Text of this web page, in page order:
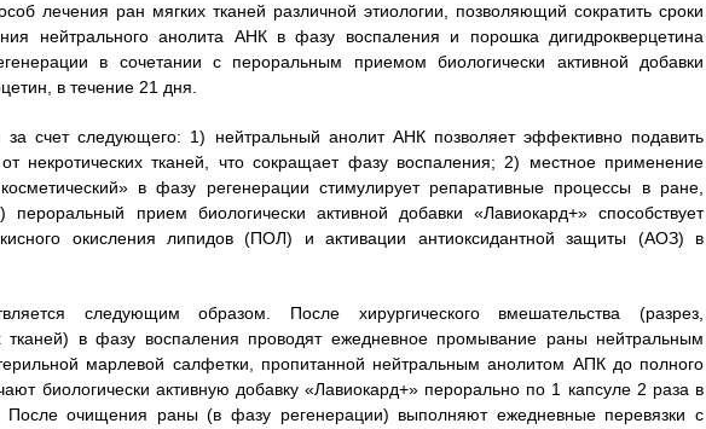
лечения ран мягких тканей различной этиологии, позволяющий сократить сроки
нейтрального анолита АНК в фазу воспаления и порошка дигидрокверцетина
в сочетании с пероральным приемом биологически активной добавки
в течение 21 дня.
за счет следующего: 1) нейтральный анолит АНК позволяет эффективно подавить
некротических тканей, что сокращает фазу воспаления; 2) местное применение
в фазу регенерации стимулирует репаративные процессы в ране,
прием биологически активной добавки «Лавиокард+» способствует
окисления липидов (ПОЛ) и активации антиоксидантной защиты (АОЗ) в
следующим образом. После хирургического вмешательства (разрез,
тканей) в фазу воспаления проводят ежедневное промывание раны нейтральным
марлевой салфетки, пропитанной нейтральным анолитом АПК до полного
биологически активную добавку «Лавиокард+» перорально по 1 капсуле 2 раза в
очищения раны (в фазу регенерации) выполняют ежедневные перевязки с